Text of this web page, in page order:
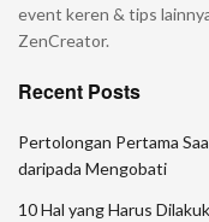
event keren & tips
ZenCreator.
Recent Posts
Pertolongan Pertama
daripada Mengobati
10 Hal yang Harus